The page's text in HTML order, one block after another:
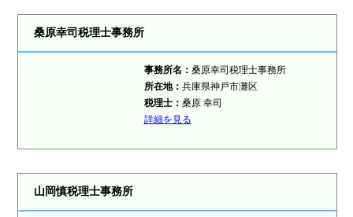
桑原幸司税理士事務所
事務所名： 桑原幸司税理士事務所
所在地： 兵庫県神戸市灘区
税理士： 桑原 幸司
詳細を見る
山岡慎税理士事務所